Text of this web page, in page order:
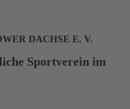
DACHSE E. V.
Sportverein im